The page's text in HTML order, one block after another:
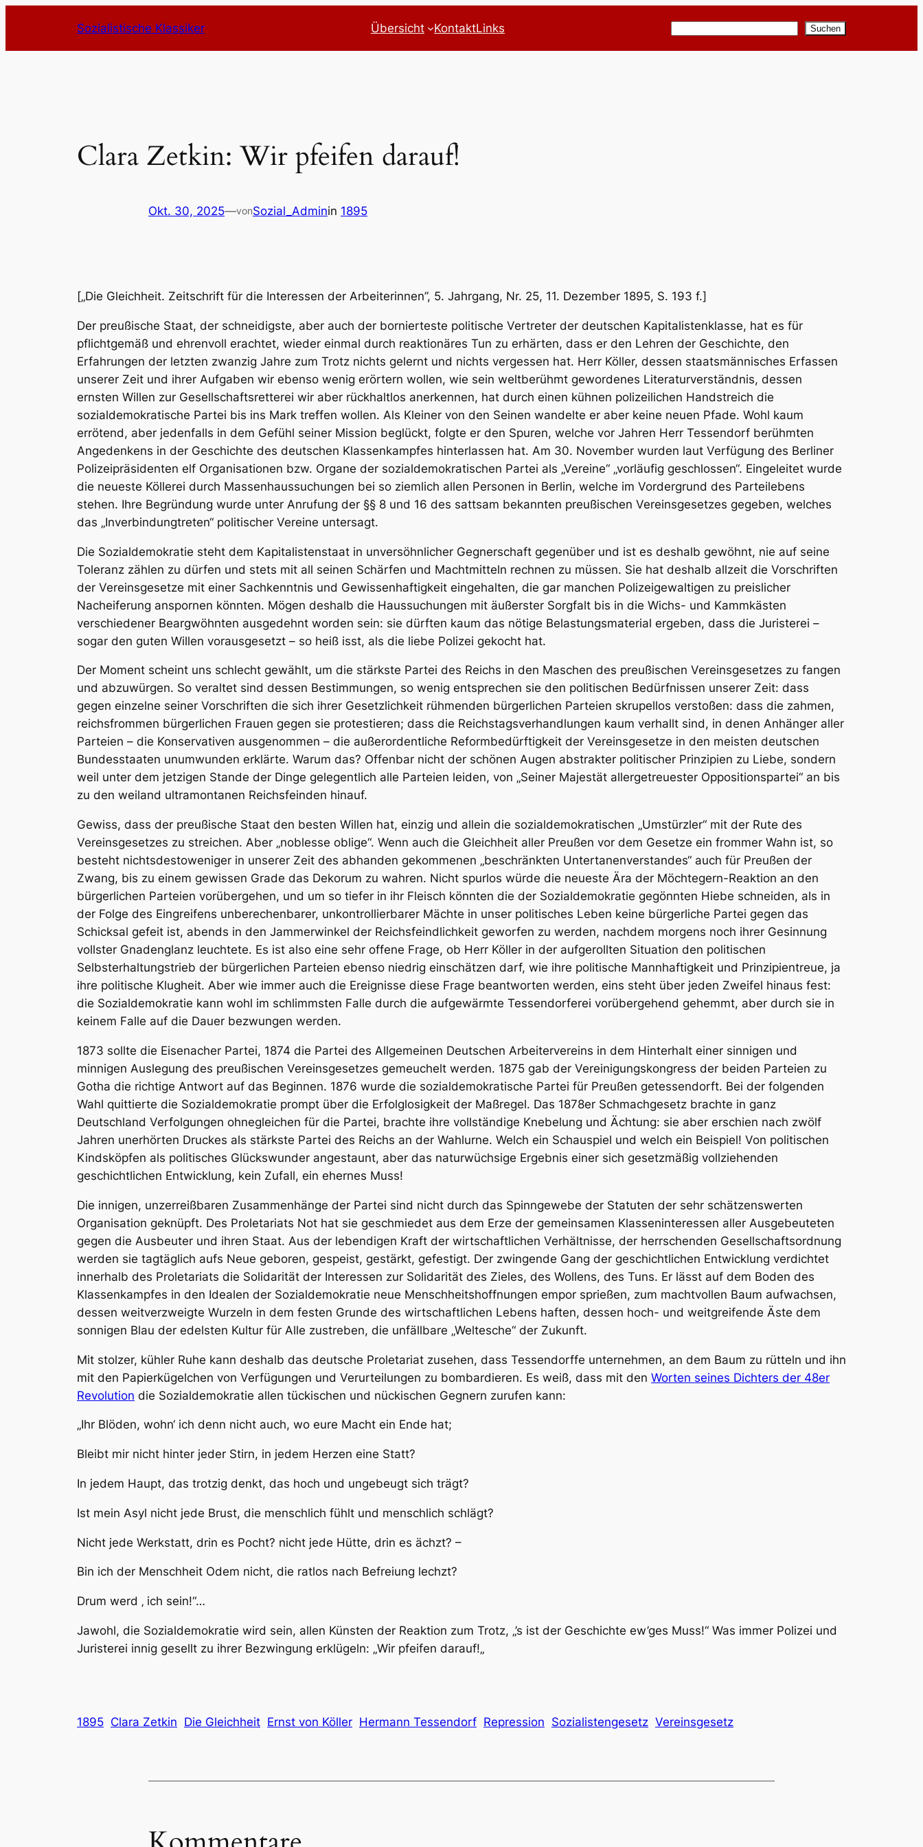
springen
Sozialistische Klassiker Übersicht KontaktLinks Suchen
Clara Zetkin: Wir pfeifen darauf!
Okt. 30, 2025—vonSozial_Adminin 1895
[„Die Gleichheit. Zeitschrift für die Interessen der Arbeiterinnen”, 5. Jahrgang, Nr. 25, 11. Dezember 1895, S. 193 f.]
Der preußische Staat, der schneidigste, aber auch der bornierteste politische Vertreter der deutschen Kapitalistenklasse, hat es für
pflichtgemäß und ehrenvoll erachtet, wieder einmal durch reaktionäres Tun zu erhärten, dass er den Lehren der Geschichte, den
Erfahrungen der letzten zwanzig Jahre zum Trotz nichts gelernt und nichts vergessen hat. Herr Köller, dessen staatsmännisches Erfassen
unserer Zeit und ihrer Aufgaben wir ebenso wenig erörtern wollen, wie sein weltberühmt gewordenes Literaturverständnis, dessen
ernsten Willen zur Gesellschaftsretterei wir aber rückhaltlos anerkennen, hat durch einen kühnen polizeilichen Handstreich die
sozialdemokratische Partei bis ins Mark treffen wollen. Als Kleiner von den Seinen wandelte er aber keine neuen Pfade. Wohl kaum
errötend, aber jedenfalls in dem Gefühl seiner Mission beglückt, folgte er den Spuren, welche vor Jahren Herr Tessendorf berühmten
Angedenkens in der Geschichte des deutschen Klassenkampfes hinterlassen hat. Am 30. November wurden laut Verfügung des Berliner
Polizeipräsidenten elf Organisationen bzw. Organe der sozialdemokratischen Partei als „Vereine“ „vorläufig geschlossen“. Eingeleitet wurde
die neueste Köllerei durch Massenhaussuchungen bei so ziemlich allen Personen in Berlin, welche im Vordergrund des Parteilebens
stehen. Ihre Begründung wurde unter Anrufung der §§ 8 und 16 des sattsam bekannten preußischen Vereinsgesetzes gegeben, welches
das „Inverbindungtreten“ politischer Vereine untersagt.
Die Sozialdemokratie steht dem Kapitalistenstaat in unversöhnlicher Gegnerschaft gegenüber und ist es deshalb gewöhnt, nie auf seine
Toleranz zählen zu dürfen und stets mit all seinen Schärfen und Machtmitteln rechnen zu müssen. Sie hat deshalb allzeit die Vorschriften
der Vereinsgesetze mit einer Sachkenntnis und Gewissenhaftigkeit eingehalten, die gar manchen Polizeigewaltigen zu preislicher
Nacheiferung anspornen könnten. Mögen deshalb die Haussuchungen mit äußerster Sorgfalt bis in die Wichs- und Kammkästen
verschiedener Beargwöhnten ausgedehnt worden sein: sie dürften kaum das nötige Belastungsmaterial ergeben, dass die Juristerei –
sogar den guten Willen vorausgesetzt – so heiß isst, als die liebe Polizei gekocht hat.
Der Moment scheint uns schlecht gewählt, um die stärkste Partei des Reichs in den Maschen des preußischen Vereinsgesetzes zu fangen
und abzuwürgen. So veraltet sind dessen Bestimmungen, so wenig entsprechen sie den politischen Bedürfnissen unserer Zeit: dass
gegen einzelne seiner Vorschriften die sich ihrer Gesetzlichkeit rühmenden bürgerlichen Parteien skrupellos verstoßen: dass die zahmen,
reichsfrommen bürgerlichen Frauen gegen sie protestieren; dass die Reichstagsverhandlungen kaum verhallt sind, in denen Anhänger aller
Parteien – die Konservativen ausgenommen – die außerordentliche Reformbedürftigkeit der Vereinsgesetze in den meisten deutschen
Bundesstaaten unumwunden erklärte. Warum das? Offenbar nicht der schönen Augen abstrakter politischer Prinzipien zu Liebe, sondern
weil unter dem jetzigen Stande der Dinge gelegentlich alle Parteien leiden, von „Seiner Majestät allergetreuester Oppositionspartei“ an bis
zu den weiland ultramontanen Reichsfeinden hinauf.
Gewiss, dass der preußische Staat den besten Willen hat, einzig und allein die sozialdemokratischen „Umstürzler“ mit der Rute des
Vereinsgesetzes zu streichen. Aber „noblesse oblige“. Wenn auch die Gleichheit aller Preußen vor dem Gesetze ein frommer Wahn ist, so
besteht nichtsdestoweniger in unserer Zeit des abhanden gekommenen „beschränkten Untertanenverstandes“ auch für Preußen der
Zwang, bis zu einem gewissen Grade das Dekorum zu wahren. Nicht spurlos würde die neueste Ära der Möchtegern-Reaktion an den
bürgerlichen Parteien vorübergehen, und um so tiefer in ihr Fleisch könnten die der Sozialdemokratie gegönnten Hiebe schneiden, als in
der Folge des Eingreifens unberechenbarer, unkontrollierbarer Mächte in unser politisches Leben keine bürgerliche Partei gegen das
Schicksal gefeit ist, abends in den Jammerwinkel der Reichsfeindlichkeit geworfen zu werden, nachdem morgens noch ihrer Gesinnung
vollster Gnadenglanz leuchtete. Es ist also eine sehr offene Frage, ob Herr Köller in der aufgerollten Situation den politischen
Selbsterhaltungstrieb der bürgerlichen Parteien ebenso niedrig einschätzen darf, wie ihre politische Mannhaftigkeit und Prinzipientreue, ja
ihre politische Klugheit. Aber wie immer auch die Ereignisse diese Frage beantworten werden, eins steht über jeden Zweifel hinaus fest:
die Sozialdemokratie kann wohl im schlimmsten Falle durch die aufgewärmte Tessendorferei vorübergehend gehemmt, aber durch sie in
keinem Falle auf die Dauer bezwungen werden.
1873 sollte die Eisenacher Partei, 1874 die Partei des Allgemeinen Deutschen Arbeitervereins in dem Hinterhalt einer sinnigen und
minnigen Auslegung des preußischen Vereinsgesetzes gemeuchelt werden. 1875 gab der Vereinigungskongress der beiden Parteien zu
Gotha die richtige Antwort auf das Beginnen. 1876 wurde die sozialdemokratische Partei für Preußen getessendorft. Bei der folgenden
Wahl quittierte die Sozialdemokratie prompt über die Erfolglosigkeit der Maßregel. Das 1878er Schmachgesetz brachte in ganz
Deutschland Verfolgungen ohnegleichen für die Partei, brachte ihre vollständige Knebelung und Ächtung: sie aber erschien nach zwölf
Jahren unerhörten Druckes als stärkste Partei des Reichs an der Wahlurne. Welch ein Schauspiel und welch ein Beispiel! Von politischen
Kindsköpfen als politisches Glückswunder angestaunt, aber das naturwüchsige Ergebnis einer sich gesetzmäßig vollziehenden
geschichtlichen Entwicklung, kein Zufall, ein ehernes Muss!
Die innigen, unzerreißbaren Zusammenhänge der Partei sind nicht durch das Spinngewebe der Statuten der sehr schätzenswerten
Organisation geknüpft. Des Proletariats Not hat sie geschmiedet aus dem Erze der gemeinsamen Klasseninteressen aller Ausgebeuteten
gegen die Ausbeuter und ihren Staat. Aus der lebendigen Kraft der wirtschaftlichen Verhältnisse, der herrschenden Gesellschaftsordnung
werden sie tagtäglich aufs Neue geboren, gespeist, gestärkt, gefestigt. Der zwingende Gang der geschichtlichen Entwicklung verdichtet
innerhalb des Proletariats die Solidarität der Interessen zur Solidarität des Zieles, des Wollens, des Tuns. Er lässt auf dem Boden des
Klassenkampfes in den Idealen der Sozialdemokratie neue Menschheitshoffnungen empor sprießen, zum machtvollen Baum aufwachsen,
dessen weitverzweigte Wurzeln in dem festen Grunde des wirtschaftlichen Lebens haften, dessen hoch- und weitgreifende Äste dem
sonnigen Blau der edelsten Kultur für Alle zustreben, die unfällbare „Weltesche“ der Zukunft.
Mit stolzer, kühler Ruhe kann deshalb das deutsche Proletariat zusehen, dass Tessendorffe unternehmen, an dem Baum zu rütteln und ihn
mit den Papierkügelchen von Verfügungen und Verurteilungen zu bombardieren. Es weiß, dass mit den Worten seines Dichters der 48er
Revolution die Sozialdemokratie allen tückischen und nückischen Gegnern zurufen kann:
„Ihr Blöden, wohn‘ ich denn nicht auch, wo eure Macht ein Ende hat;
Bleibt mir nicht hinter jeder Stirn, in jedem Herzen eine Statt?
In jedem Haupt, das trotzig denkt, das hoch und ungebeugt sich trägt?
Ist mein Asyl nicht jede Brust, die menschlich fühlt und menschlich schlägt?
Nicht jede Werkstatt, drin es Pocht? nicht jede Hütte, drin es ächzt? –
Bin ich der Menschheit Odem nicht, die ratlos nach Befreiung lechzt?
Drum werd ‚ ich sein!“…
Jawohl, die Sozialdemokratie wird sein, allen Künsten der Reaktion zum Trotz, „’s ist der Geschichte ew’ges Muss!“ Was immer Polizei und
Juristerei innig gesellt zu ihrer Bezwingung erklügeln: „Wir pfeifen darauf!„
1895 Clara Zetkin Die Gleichheit Ernst von Köller Hermann Tessendorf Repression Sozialistengesetz Vereinsgesetz